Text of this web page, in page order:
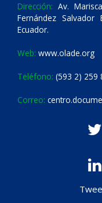
Dirección: Av.
Fernández
Ecuador.
Web: www.olade.org
Teléfono: (593 2) 259
Correo: